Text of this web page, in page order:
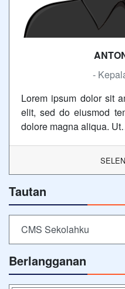
-
Lorem ipsum dolor sit
elit, sed do eiusmod
dolore magna aliqua.
Tautan
CMS Sekolahku
Berlangganan